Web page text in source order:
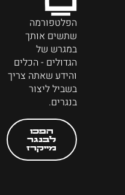
הפלטפורמה
שתשים אותך
במגרש של
הגדולים - הכלים
והידע שאתה צריך
בשביל ליצור
בנגרים.
הפכו
לבנגר
מייקרז